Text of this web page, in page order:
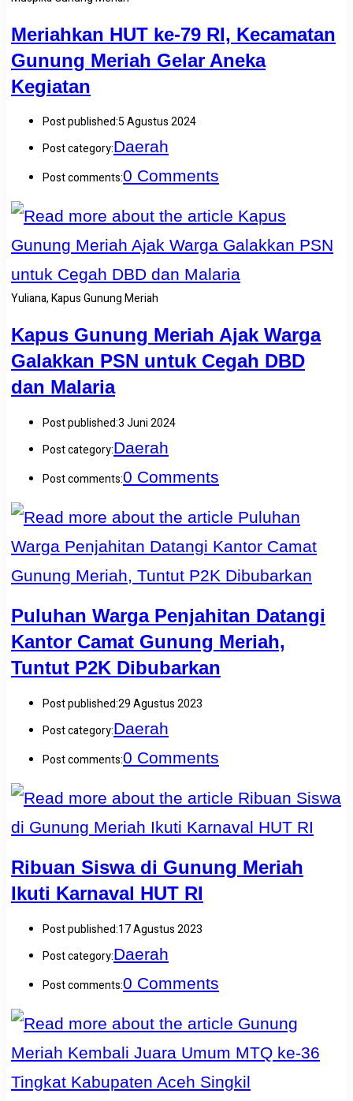
Meriahkan HUT ke-79 RI, Kecamatan
Gunung Meriah Gelar Aneka
Kegiatan
Post published:5 Agustus 2024
Post category:Daerah
Post comments:0 Comments
Yuliana, Kapus Gunung Meriah
Kapus Gunung Meriah Ajak Warga
Galakkan PSN untuk Cegah DBD
dan Malaria
Post published:3 Juni 2024
Post category:Daerah
Post comments:0 Comments
Puluhan Warga Penjahitan Datangi
Kantor Camat Gunung Meriah,
Tuntut P2K Dibubarkan
Post published:29 Agustus 2023
Post category:Daerah
Post comments:0 Comments
Ribuan Siswa di Gunung Meriah
Ikuti Karnaval HUT RI
Post published:17 Agustus 2023
Post category:Daerah
Post comments:0 Comments